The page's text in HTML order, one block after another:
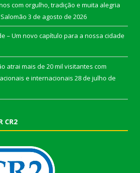
com orgulho, tradição e muita alegria
3 de agosto de 2026
– Um novo capítulo para a nossa cidade
atrai mais de 20 mil visitantes com
e internacionais 28 de julho de
CR2